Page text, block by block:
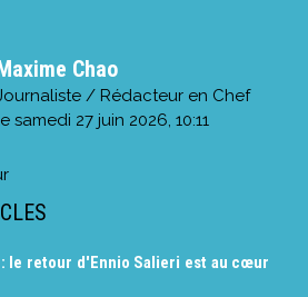
Chao
/ Rédacteur en Chef
samedi 27 juin 2026, 10:11
le retour d'Ennio Salieri est au cœur